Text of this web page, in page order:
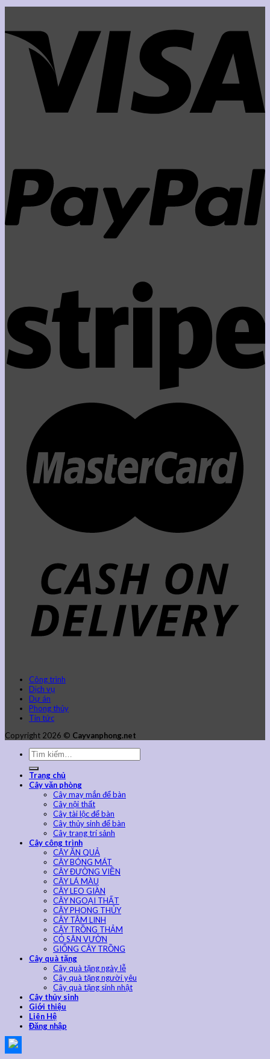
Công trình
Dịch vụ
Dự án
Phong thủy
Tin tức
Copyright 2026 © Cayvanphong.net
Trang chủ
Cây văn phòng
Cây may mắn để bàn
Cây nội thất
Cây tài lộc để bàn
Cây thủy sinh để bàn
Cây trang trí sảnh
Cây công trình
CÂY ĂN QUẢ
CÂY BÓNG MÁT
CÂY ĐƯỜNG VIỀN
CÂY LÁ MÀU
CÂY LEO GIÀN
CÂY NGOẠI THẤT
CÂY PHONG THỦY
CÂY TÂM LINH
CÂY TRỒNG THẢM
CỎ SÂN VƯỜN
GIỐNG CÂY TRỒNG
Cây quà tặng
Cây quà tặng ngày lễ
Cây quà tặng người yêu
Cây quà tặng sinh nhật
Cây thủy sinh
Giới thiệu
Liên Hệ
Đăng nhập